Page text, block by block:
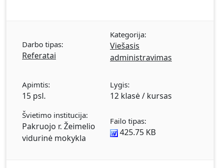
knygos. Valdo Adamkaus biografija,
išsilavinimas, profesinė karjera, Respublikos
Prezidentas, apdovanojimai, Garbės daktaras.
karjera. Artūro Paulausko biografija,
išsilavinimas, politinė karjera. Darbas
iliustruotas paveikslėliais.
Darbo tipas:
Referatai
Kategorija:
Viešasis
administravimas
Apimtis:
15 psl.
Lygis:
12 klasė / kursas
Švietimo institucija:
Pakruojo r. Žeimelio
vidurinė mokykla
Failo tipas:
425.75 KB